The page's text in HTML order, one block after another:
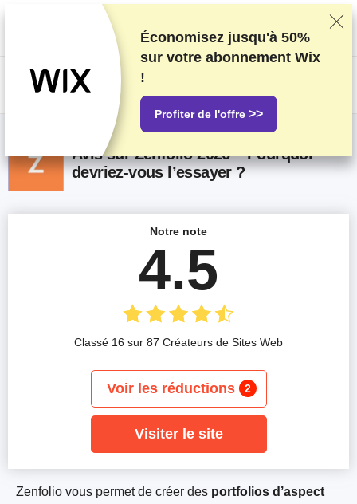
Nous classons nos produits sur la base de tests et de recherches
rigoureux, mais nous tenons également compte de vos commentaires et
des accords commerciaux conclus avec les fournisseurs. Cette page
contient des liens d'affiliation.Information sur la publicité .
Avis sur Zenfolio 2026 – Pourquoi
devriez-vous l’essayer ?
Zenfolio vous permet de créer des portfolios d’aspect
Notre note
4.5
Classé 16 sur 87 Créateurs de Sites Web
Voir les réductions 2
Visiter le site
Économisez jusqu'à 50%
sur votre abonnement Wix
!
Profiter de l'offre >>